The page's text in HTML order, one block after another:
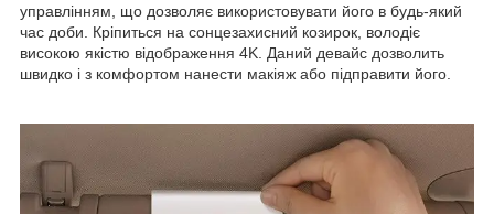
управлінням, що дозволяє використовувати його в будь-який
час доби. Кріпиться на сонцезахисний козирок, володіє
високою якістю відображення 4K. Даний девайс дозволить
швидко і з комфортом нанести макіяж або підправити його.